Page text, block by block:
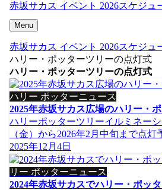
赤坂サカス イベント 2026スケジュ
Menu
赤坂サカス イベント 2026スケジュ
ハリー・ポッターツリーの点灯式
ハリー・ポッターツリーの点灯式
ハリー ポッターニュース
2025年赤坂サカス広場のハリー・
ハリーポッターツリーイルミネーシ
（金）から2026年2月中旬まで点灯
2025年12月4日
リー ポッターニュース
2024年赤坂サカスでハリー・ポッ